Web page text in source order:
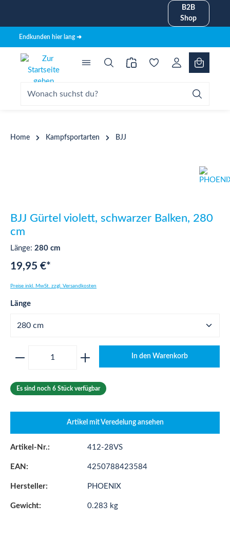
B2B
Shop
Endkunden hier lang ➜
Home Kampfsportarten BJJ
BJJ Gürtel violett, schwarzer Balken, 280
cm
Länge: 280 cm
19,95 €*
Preise inkl. MwSt. zzgl. Versandkosten
Längeauswählen
Produkt Anzahl: Gib den gewünschten
In den Warenkorb
Es sind noch 6 Stück verfügbar
Artikel mit Veredelung ansehen
Artikel-Nr.: 412-28VS
EAN: 4250788423584
Hersteller: PHOENIX
Gewicht: 0.283 kg